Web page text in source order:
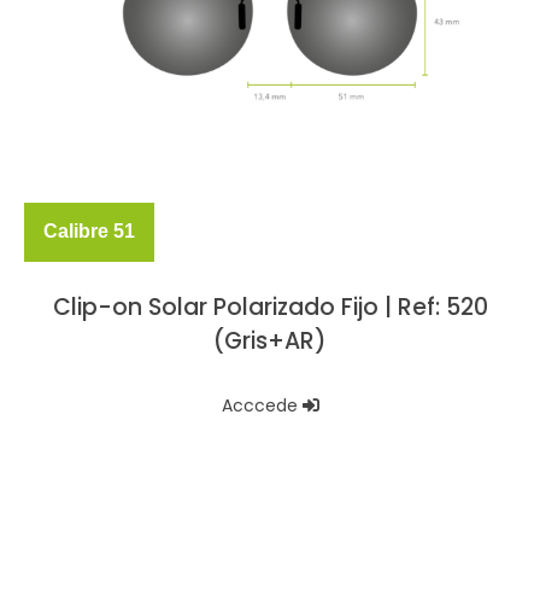
Calibre 51
Clip-on Solar Polarizado Fijo | Ref: 520
(Gris+AR)
Acccede